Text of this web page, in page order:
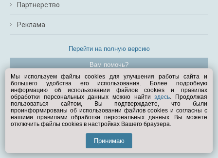
Партнерство
Реклама
Перейти на полную версию
Вам помочь?
© Exist.ru 1998—2026
Мы используем файлы cookies для улучшения работы сайта и
большего удобства его использования. Более подробную
информацию об использовании файлов cookies и правилах
обработки персональных данных можно найтиздесь. Продолжая
пользоваться сайтом, Вы подтверждаете, что были
проинформированы об использовании файлов cookies и согласны с
нашими правилами обработки персональных данных. Вы можете
отключить файлы cookies в настройках Вашего браузера.
Принимаю